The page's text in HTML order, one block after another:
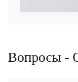
Вопросы -